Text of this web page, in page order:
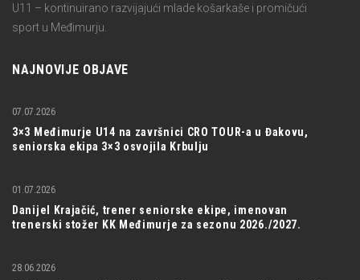
U11 – kontinuirano razvijajući mlade košarkaše i promičući
sport u Međimurju.
NAJNOVIJE OBJAVE
3×3 Međimurje U14 na završnici CRO TOUR-a u Đakovu,
seniorska ekipa 3×3 osvojila Krbulju
07.07.2026
Danijel Krajačić, trener seniorske ekipe, imenovan
trenerski stožer KK Međimurje za sezonu 2026./2027.
01.07.2026
28.06.2026